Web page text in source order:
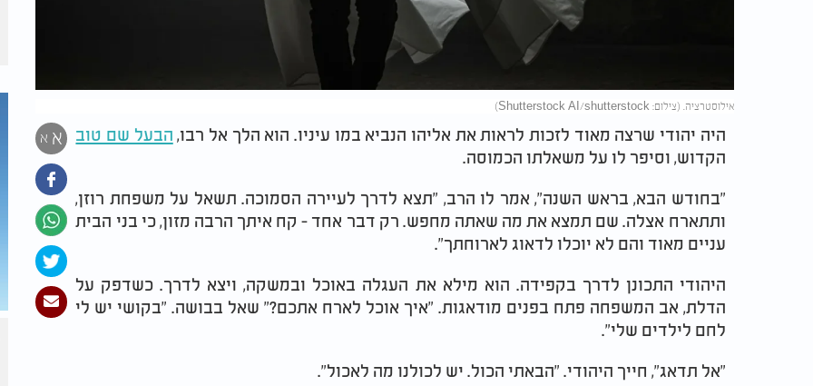
אילוסטרציה. (צילום: Shutterstock AI/shutterstock)
א א היה יהודי שרצה מאוד לזכות לראות את אליהו הנביא במו עיניו. הוא הלך אל רבו, הבעל שם טוב
הקדוש, וסיפר לו על משאלתו הכמוסה.
"בחודש הבא, בראש השנה", אמר לו הרב, "תצא לדרך לעיירה הסמוכה. תשאל על משפחת רוזן,
ותתארח אצלה. שם תמצא את מה שאתה מחפש. רק דבר אחד - קח איתך הרבה מזון, כי בני הבית
עניים מאוד והם לא יוכלו לדאוג לארוחתך".
היהודי התכונן לדרך בקפידה. הוא מילא את העגלה באוכל ובמשקה, ויצא לדרך. כשדפק על
הדלת, אב המשפחה פתח בפנים מודאגות. "איך אוכל לארח אתכם?" שאל בבושה. "בקושי יש לי
לחם לילדים שלי".
"אל תדאג", חייך היהודי. "הבאתי הכול. יש לכולנו מה לאכול".